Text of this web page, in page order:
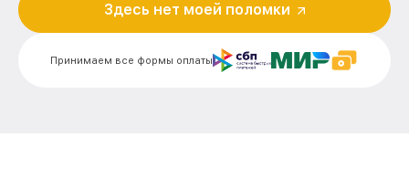
Ремонт электроники Z 35mm F1.8 S
Nikkor Nikon
Устранение механических повреждений
от 900₽
Принимаем все формы оплаты
Здесь нет моей поломки